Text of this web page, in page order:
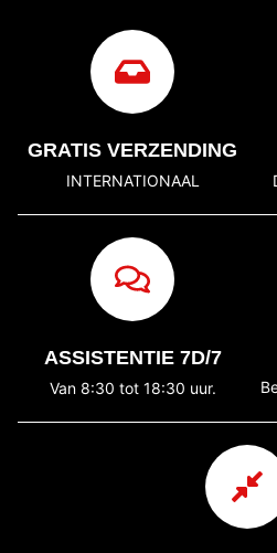
GRATIS VERZENDING
INTERNATIONAAL
ASSISTENTIE 7D/7
Van 8:30 tot 18:30 uur.